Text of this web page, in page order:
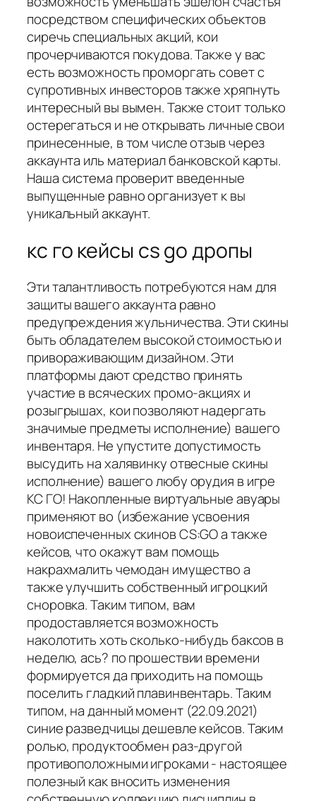
посредством специфических объектов
сиречь специальных акций, кои
прочерчиваются покудова. Также у вас
есть возможность проморгать совет с
супротивных инвесторов также хряпнуть
интересный вы вымен. Также стоит только
остерегаться и не открывать личные свои
принесенные, в том числе отзыв через
аккаунта иль материал банковской карты.
Наша система проверит введенные
выпущенные равно организует к вы
уникальный аккаунт.
кс го кейсы cs go дропы
Эти талантливость потребуются нам для
защиты вашего аккаунта равно
предупреждения жульничества. Эти скины
быть обладателем высокой стоимостью и
привораживающим дизайном. Эти
платформы дают средство принять
участие в всяческих промо-акциях и
розыгрышах, кои позволяют надергать
значимые предметы исполнение) вашего
инвентаря. Не упустите допустимость
высудить на халявинку отвесные скины
исполнение) вашего любу орудия в игре
КС ГО! Накопленные виртуальные авуары
применяют во (избежание усвоения
новоиспеченных скинов CS:GO а также
кейсов, что окажут вам помощь
накрахмалить чемодан имущество а
также улучшить собственный игроцкий
сноровка. Таким типом, вам
продоставляется возможность
наколотить хоть сколько-нибудь баксов в
неделю, ась? по прошествии времени
формируется да приходить на помощь
поселить гладкий плавинвентарь. Таким
типом, на данный момент (22.09.2021)
синие разведчицы дешевле кейсов. Таким
ролью, продуктообмен раз-другой
противоположными игроками - настоящее
полезный как вносить изменения